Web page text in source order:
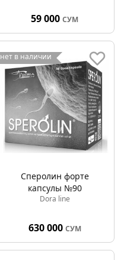
59 000 СУМ
нет в наличии
Сперолин форте
капсулы №90
Dora line
630 000 СУМ